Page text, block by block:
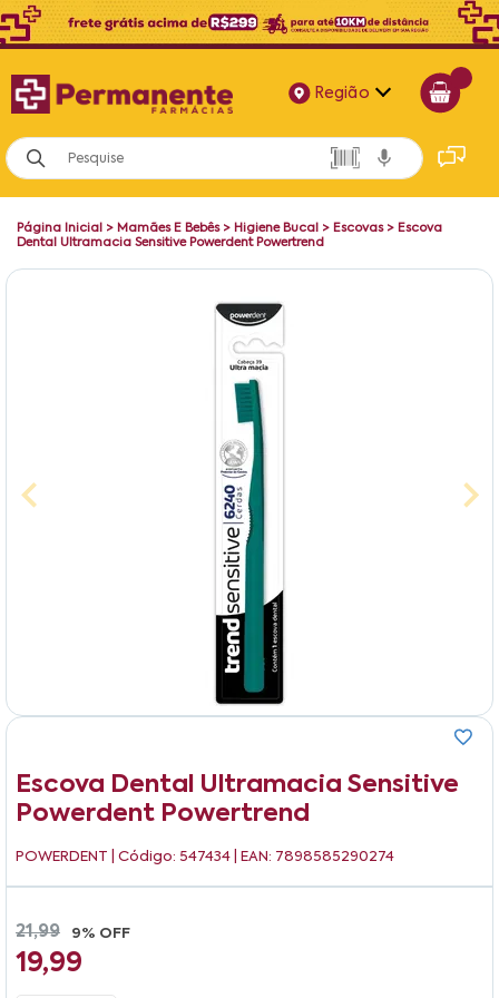
Região
Alagoas
Bahia
Página Inicial > Mamães E Bebês> Higiene Bucal > Escovas> Escova
Dental Ultramacia Sensitive Powerdent Powertrend
Escova Dental Ultramacia Sensitive
Powerdent Powertrend
POWERDENT | Código: 547434 | EAN: 7898585290274
21,99 9% OFF
19,99